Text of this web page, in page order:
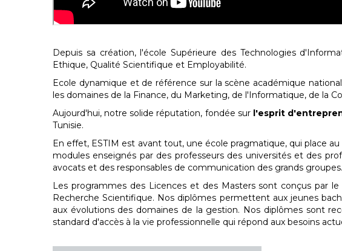
Depuis sa création, l'école Supérieure des Technologies
Ethique, Qualité Scientifique et Employabilité.
Ecole dynamique et de référence sur la scène académique
les domaines de la Finance, du Marketing, de l'Informatique, de la
Aujourd'hui, notre solide réputation, fondée sur l'esprit
Tunisie.
En effet, ESTIM est avant tout, une école pragmatique, qui place
modules enseignés par des professeurs des universités et des
avocats et des responsables de communication des grands groupes.
Les programmes des Licences et des Masters sont conçus par
Recherche Scientifique. Nos diplômes permettent aux jeunes
aux évolutions des domaines de la gestion. Nos diplômes sont
standard d'accès à la vie professionnelle qui répond aux besoins